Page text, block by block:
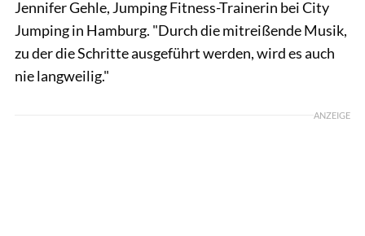
Jennifer Gehle, Jumping Fitness-Trainerin bei City
Jumping in Hamburg. "Durch die mitreißende Musik,
zu der die Schritte ausgeführt werden, wird es auch
nie langweilig."
ANZEIGE